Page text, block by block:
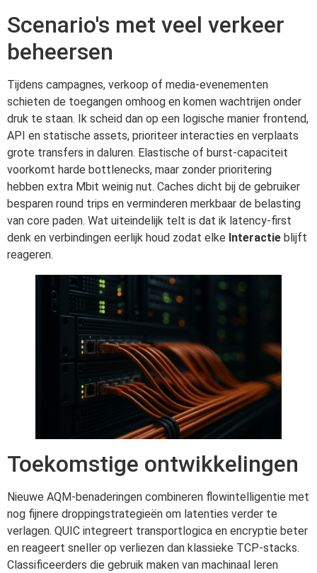
Scenario's met veel verkeer
beheersen
Tijdens campagnes, verkoop of media-evenementen
schieten de toegangen omhoog en komen wachtrijen onder
druk te staan. Ik scheid dan op een logische manier frontend,
API en statische assets, prioriteer interacties en verplaats
grote transfers in daluren. Elastische of burst-capaciteit
voorkomt harde bottlenecks, maar zonder prioritering
hebben extra Mbit weinig nut. Caches dicht bij de gebruiker
besparen round trips en verminderen merkbaar de belasting
van core paden. Wat uiteindelijk telt is dat ik latency-first
denk en verbindingen eerlijk houd zodat elke Interactie blijft
reageren.
Toekomstige ontwikkelingen
Nieuwe AQM-benaderingen combineren flowintelligentie met
nog fijnere droppingstrategieën om latenties verder te
verlagen. QUIC integreert transportlogica en encryptie beter
en reageert sneller op verliezen dan klassieke TCP-stacks.
Classificeerders die gebruik maken van machinaal leren